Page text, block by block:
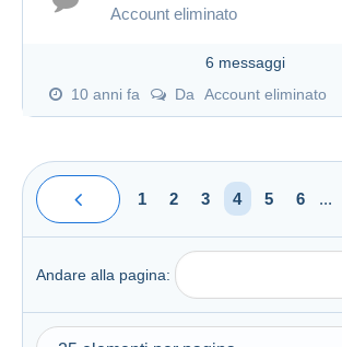
Account eliminato
6 messaggi
10 anni fa
Da Account eliminato
1 2 3 4 5 6 ...
Andare alla pagina: